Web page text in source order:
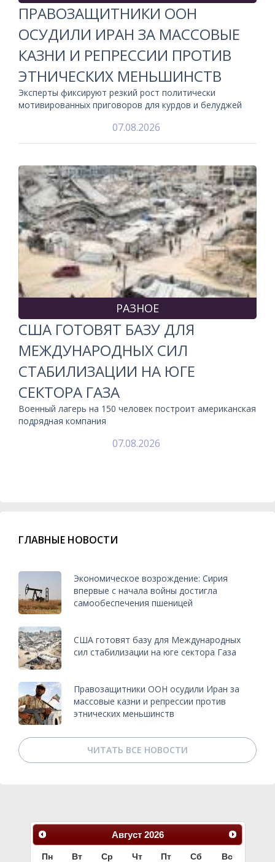
ПРАВОЗАЩИТНИКИ ООН
ОСУДИЛИ ИРАН ЗА МАССОВЫЕ
КАЗНИ И РЕПРЕССИИ ПРОТИВ
ЭТНИЧЕСКИХ МЕНЬШИНСТВ
Эксперты фиксируют резкий рост политически
мотивированных приговоров для курдов и белуджей
07.08.2026
РАЗНОЕ
США ГОТОВЯТ БАЗУ ДЛЯ
МЕЖДУНАРОДНЫХ СИЛ
СТАБИЛИЗАЦИИ НА ЮГЕ
СЕКТОРА ГАЗА
Военный лагерь на 150 человек построит американская
подрядная компания
07.08.2026
ГЛАВНЫЕ НОВОСТИ
Экономическое возрождение: Сирия
впервые с начала войны достигла
самообеспечения пшеницей
США готовят базу для Международных
сил стабилизации на юге сектора Газа
Правозащитники ООН осудили Иран за
массовые казни и репрессии против
этнических меньшинств
ЧИТАТЬ ВСЕ НОВОСТИ
Август 2026
Пн Вт Ср Чт Пт Сб Вс